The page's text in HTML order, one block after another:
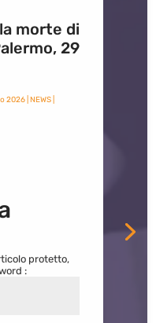
morte di
29
2026| NEWS|
protetto,
: